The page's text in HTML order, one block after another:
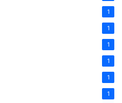
1
1
1
1
1
1